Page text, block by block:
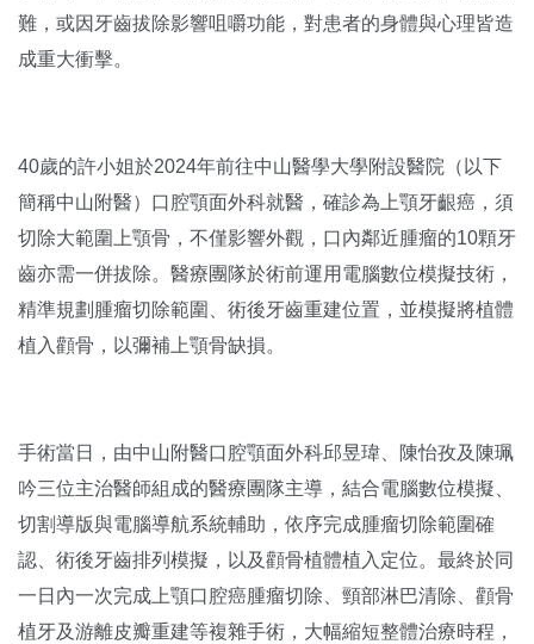
難，或因牙齒拔除影響咀嚼功能，對患者的身體與心理皆造
成重大衝擊。
40歲的許小姐於2024年前往中山醫學大學附設醫院（以下
簡稱中山附醫）口腔顎面外科就醫，確診為上顎牙齦癌，須
切除大範圍上顎骨，不僅影響外觀，口內鄰近腫瘤的10顆牙
齒亦需一併拔除。醫療團隊於術前運用電腦數位模擬技術，
精準規劃腫瘤切除範圍、術後牙齒重建位置，並模擬將植體
植入顴骨，以彌補上顎骨缺損。
手術當日，由中山附醫口腔顎面外科邱昱瑋、陳怡孜及陳珮
吟三位主治醫師組成的醫療團隊主導，結合電腦數位模擬、
切割導版與電腦導航系統輔助，依序完成腫瘤切除範圍確
認、術後牙齒排列模擬，以及顴骨植體植入定位。最終於同
一日內一次完成上顎口腔癌腫瘤切除、頸部淋巴清除、顴骨
植牙及游離皮瓣重建等複雜手術，大幅縮短整體治療時程，